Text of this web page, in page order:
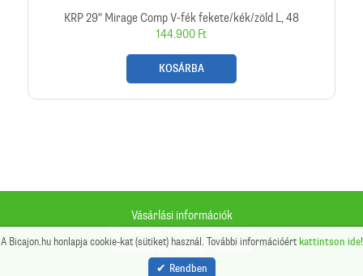
KRP 29" Mirage Comp V-fék fekete/kék/zöld L, 48
144.900 Ft
KOSÁRBA
Vásárlási információk
Szállítási és fizetési információk
Általános szerződési feltételek
Sütik
A Bicajon.hu honlapja cookie-kat (sütiket) használ. További információértkattintson ide!
Rendben